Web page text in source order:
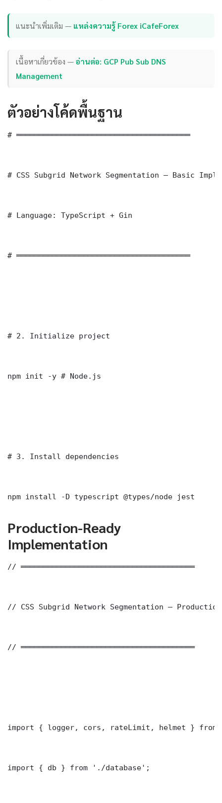
แนะนำเพิ่มเติม — แหล่งความรู้ Forex iCafeForex
เนื้อหาเกี่ยวข้อง —อ่านต่อ: GCP Pub Sub DNS
Management
ตัวอย่างโค้ดพื้นฐาน
# ═══════════════════════════════════════
# CSS Subgrid Network Segmentation — Basic
# Language: TypeScript + Gin
# ═══════════════════════════════════════
# 2. Initialize project
npm init -y # Node.js
# 3. Install dependencies
npm install -D typescript @types/node jest
Production-Ready
Implementation
// ═══════════════════════════════════════
// CSS Subgrid Network Segmentation —
// ═══════════════════════════════════════
import { logger, cors, rateLimit, helmet } from
import { db } from './database';